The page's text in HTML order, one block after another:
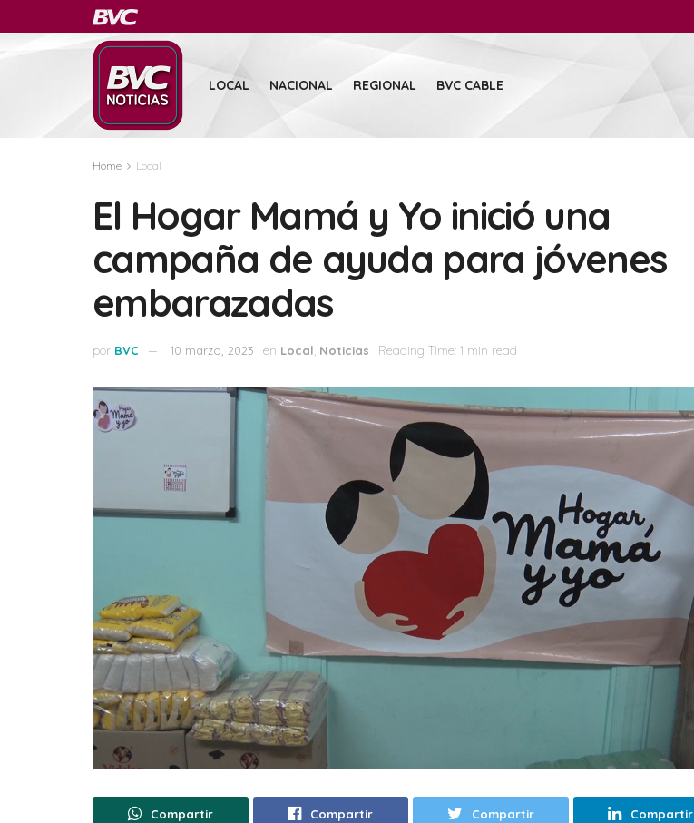
LOCAL NACIONAL REGIONAL BVC CABLE
Home Local
El Hogar Mamá y Yo inició una
campaña de ayuda para jóvenes
embarazadas
por BVC 10 marzo, 2023 en Local Noticias Reading Time: 1 min read
Compartir Compartir Compartir Compartir